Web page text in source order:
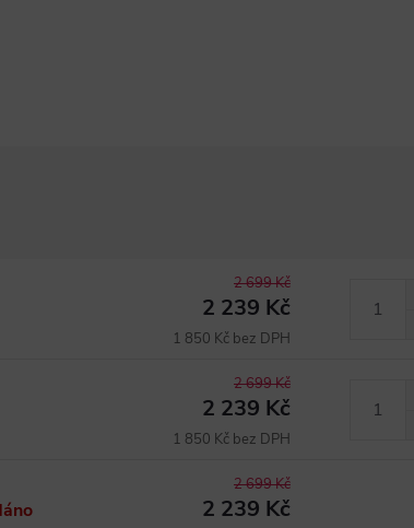
2 699 Kč
2 239 Kč
1 850 Kč bez DPH
2 699 Kč
2 239 Kč
1 850 Kč bez DPH
2 699 Kč
2 239 Kč